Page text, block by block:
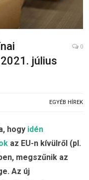
július
0
EGYÉB HÍREK
hogy idén
az EU-n kívülről (pl.
megszűnik az
Az új